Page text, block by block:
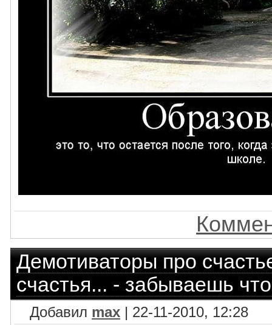
Демотиваторы про
счастья... - забываешь
Добавил max | 22-11-2010, 12:28